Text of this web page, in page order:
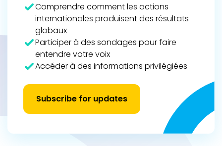
Comprendre comment les actions
internationales produisent des résultats
globaux
Participer à des sondages pour faire
entendre votre voix
Accéder à des informations privilégiées
Subscribe for updates